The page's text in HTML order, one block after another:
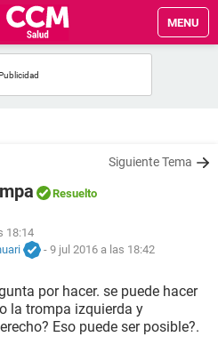
MENU
Siguiente Tema
Resuelto
18:14
- 9 jul 2016 a las 18:42
por hacer. se puede hacer
la trompa izquierda y
Eso puede ser posible?.